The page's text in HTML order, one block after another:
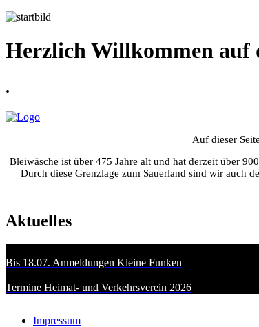
Herzlich Willkommen auf
.
Auf dieser
Bleiwäsche ist über 475 Jahre alt und hat derzeit über
Durch diese Grenzlage zum Sauerland sind wir auch
Aktuelles
Bis 18.07. Anmeldungen Kleine Funken
Termine Heimat- und Verkehrsverein 2026
Impressum